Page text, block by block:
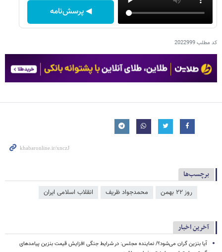
◀ پرسش‌نامه
کد مطلب2022999
برچسب‌ها
روز ۲۲ بهمن محمدجواد ظریف انقلاب اسلامی ایران
آخرین اخبار
آیا بنزین گران می‌شود؟/ نماینده مجلس: در شرایط جنگی افزایش قیمت بنزین پیامدهای